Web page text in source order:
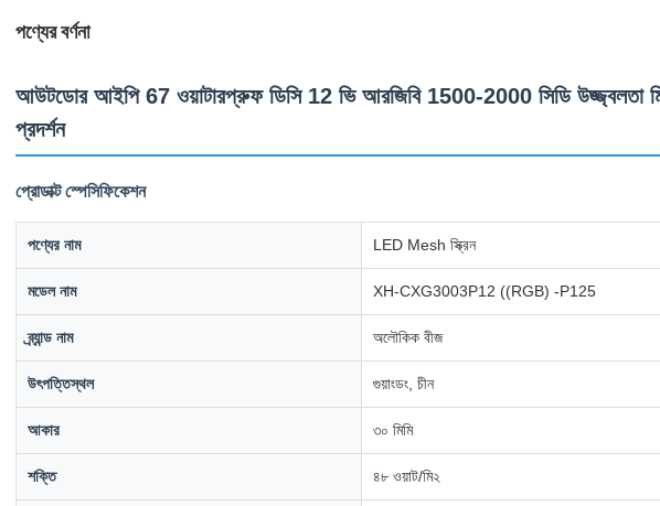
পণ্যের বর্ণনা
আউটডোর আইপি 67 ওয়াটারপ্রুফ ডিসি 12 ভি আরজিবি 1500-2000 সিডি উজ্জ্বলতা
প্রদর্শন
প্রোডাক্ট স্পেসিফিকেশন
পণ্যের নাম LED Mesh স্ক্রিন
মডেল নাম XH-CXG3003P12 ((RGB) -P125
ব্র্যান্ড নাম অলৌকিক বীজ
উৎপত্তিস্থল গুয়াংডং, চীন
আকার ৩০ মিমি
শক্তি ৪৮ ওয়াট/মি২